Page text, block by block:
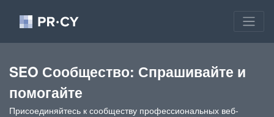
SEO Сообщество: Спрашивайте и
помогайте
Присоединяйтесь к сообществу профессиональных веб-